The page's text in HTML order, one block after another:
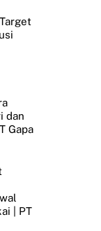
dan
Gapa
| PT